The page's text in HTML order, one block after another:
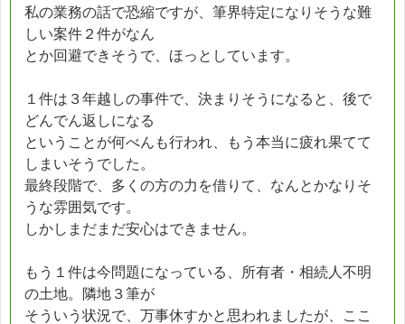
私の業務の話で恐縮ですが、筆界特定になりそうな難
しい案件２件がなん
とか回避できそうで、ほっとしています。
１件は３年越しの事件で、決まりそうになると、後で
どんでん返しになる
ということが何べんも行われ、もう本当に疲れ果てて
しまいそうでした。
最終段階で、多くの方の力を借りて、なんとかなりそ
うな雰囲気です。
しかしまだまだ安心はできません。
もう１件は今問題になっている、所有者・相続人不明
の土地。隣地３筆が
そういう状況で、万事休すかと思われましたが、ここ